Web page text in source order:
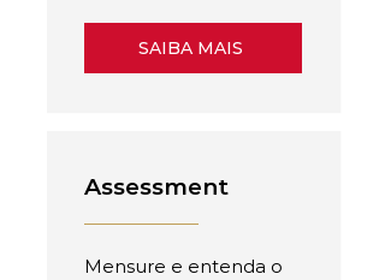
SAIBA MAIS
Assessment
Mensure e entenda o